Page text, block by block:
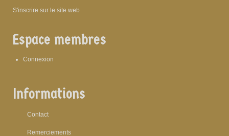
S'inscrire sur le site web
Espace membres
Connexion
Informations
Contact
Remerciements